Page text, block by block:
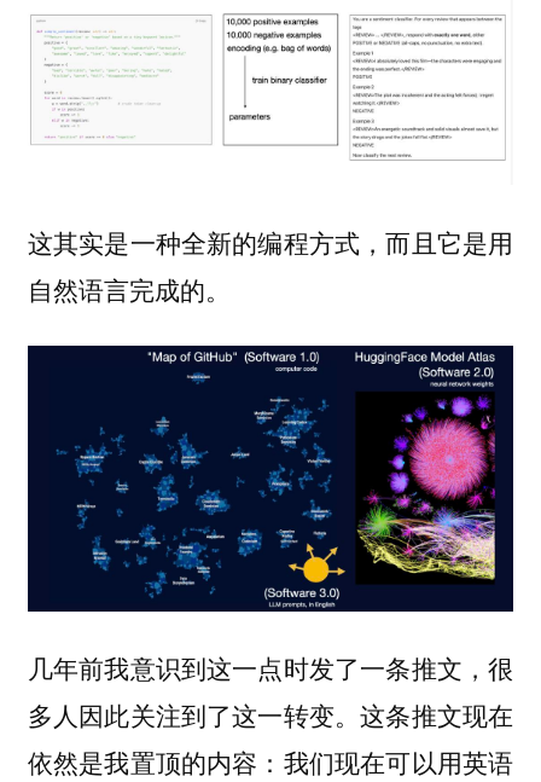
这其实是一种全新的编程方式，而且它是用
自然语言完成的。
几年前我意识到这一点时发了一条推文，很
多人因此关注到了这一转变。这条推文现在
依然是我置顶的内容： 我们现在可以用英语